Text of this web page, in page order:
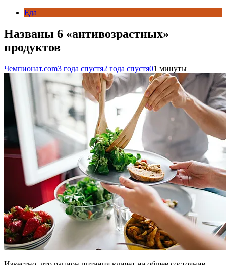
Еда
Названы 6 «антивозрастных»
продуктов
Чемпионат.com3 года спустя2 года спустя01 минуты